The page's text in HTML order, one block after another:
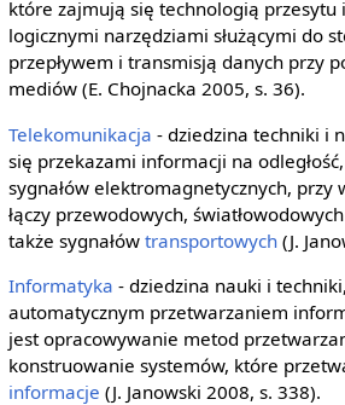
które zajmują się technologią przesytu
logicznymi narzędziami służącymi do
przepływem i transmisją danych przy
mediów (E. Chojnacka 2005, s. 36).
Telekomunikacja - dziedzina techniki i
się przekazami informacji na
sygnałów elektromagnetycznych, przy
łączy przewodowych,
także sygnałów transportowych(J.
Informatyka - dziedzina nauki i
automatycznym przetwarzaniem
jest opracowywanie metod
konstruowanie systemów, które
informacje (J. Janowski 2008, s. 338).